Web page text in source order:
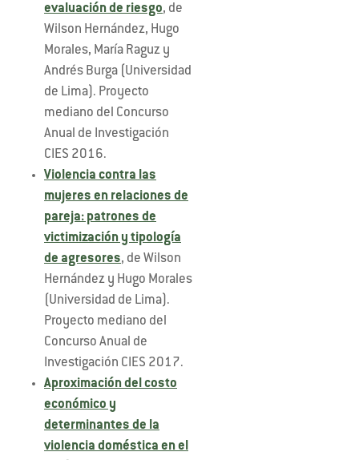
evaluación de riesgo, de
Wilson Hernández, Hugo
Morales, María Raguz y
Andrés Burga (Universidad
de Lima). Proyecto
mediano del Concurso
Anual de Investigación
CIES 2016.
Violencia contra las
mujeres en relaciones de
pareja: patrones de
victimización y tipología
de agresores, de Wilson
Hernández y Hugo Morales
(Universidad de Lima).
Proyecto mediano del
Concurso Anual de
Investigación CIES 2017.
Aproximación del costo
económico y
determinantes de la
violencia doméstica en el